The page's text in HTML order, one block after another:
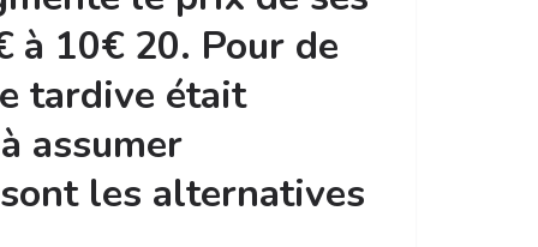
à 10€ 20. Pour de
tardive était
assumer
les alternatives